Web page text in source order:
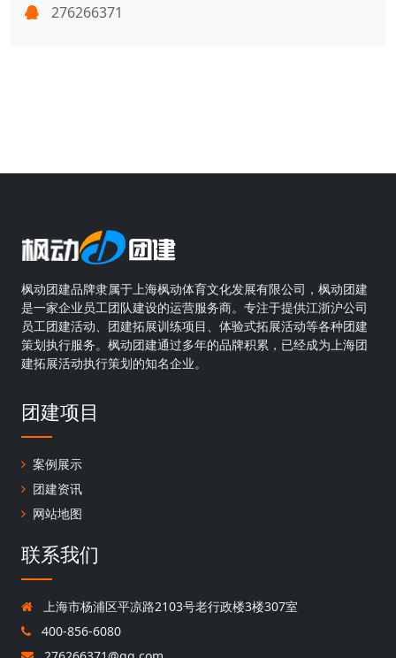
276266371
枫动团建品牌隶属于上海枫动体育文化发展有限公司，枫动团建
是一家企业员工团队建设的运营服务商。专注于提供江浙沪公司
员工团建活动、团建拓展训练项目、体验式拓展活动等各种团建
策划执行服务。枫动团建通过多年的品牌积累，已经成为上海团
建拓展活动执行策划的知名企业。
团建项目
案例展示
团建资讯
网站地图
联系我们
上海市杨浦区平凉路2103号老行政楼3楼307室
400-856-6080